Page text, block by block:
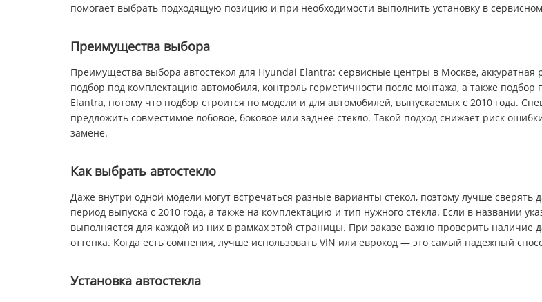
помогает выбрать подходящую позицию и при необходимости выполнить установку в
Преимущества выбора
Преимущества выбора автостекол для Hyundai Elantra: сервисные центры в Москве,
подбор под комплектацию автомобиля, контроль герметичности после монтажа, а также
Elantra, потому что подбор строится по модели и для автомобилей, выпускаемых с 2010 года.
предложить совместимое лобовое, боковое или заднее стекло. Такой подход снижает риск
замене.
Как выбрать автостекло
Даже внутри одной модели могут встречаться разные варианты стекол, поэтому лучше
период выпуска с 2010 года, а также на комплектацию и тип нужного стекла. Если в названии
выполняется для каждой из них в рамках этой страницы. При заказе важно проверить наличие
оттенка. Когда есть сомнения, лучше использовать VIN или еврокод — это самый надежный
Установка автостекла